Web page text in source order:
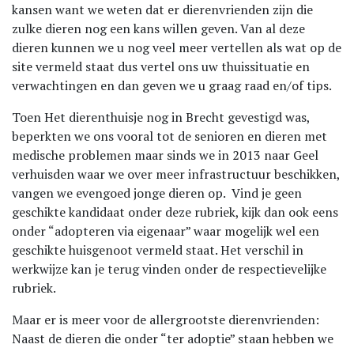
kansen want we weten dat er dierenvrienden zijn die
zulke dieren nog een kans willen geven. Van al deze
dieren kunnen we u nog veel meer vertellen als wat op de
site vermeld staat dus vertel ons uw thuissituatie en
verwachtingen en dan geven we u graag raad en/of tips.
Toen Het dierenthuisje nog in Brecht gevestigd was,
beperkten we ons vooral tot de senioren en dieren met
medische problemen maar sinds we in 2013 naar Geel
verhuisden waar we over meer infrastructuur beschikken,
vangen we evengoed jonge dieren op. Vind je geen
geschikte kandidaat onder deze rubriek, kijk dan ook eens
onder “adopteren via eigenaar” waar mogelijk wel een
geschikte huisgenoot vermeld staat. Het verschil in
werkwijze kan je terug vinden onder de respectievelijke
rubriek.
Maar er is meer voor de allergrootste dierenvrienden:
Naast de dieren die onder “ter adoptie” staan hebben we